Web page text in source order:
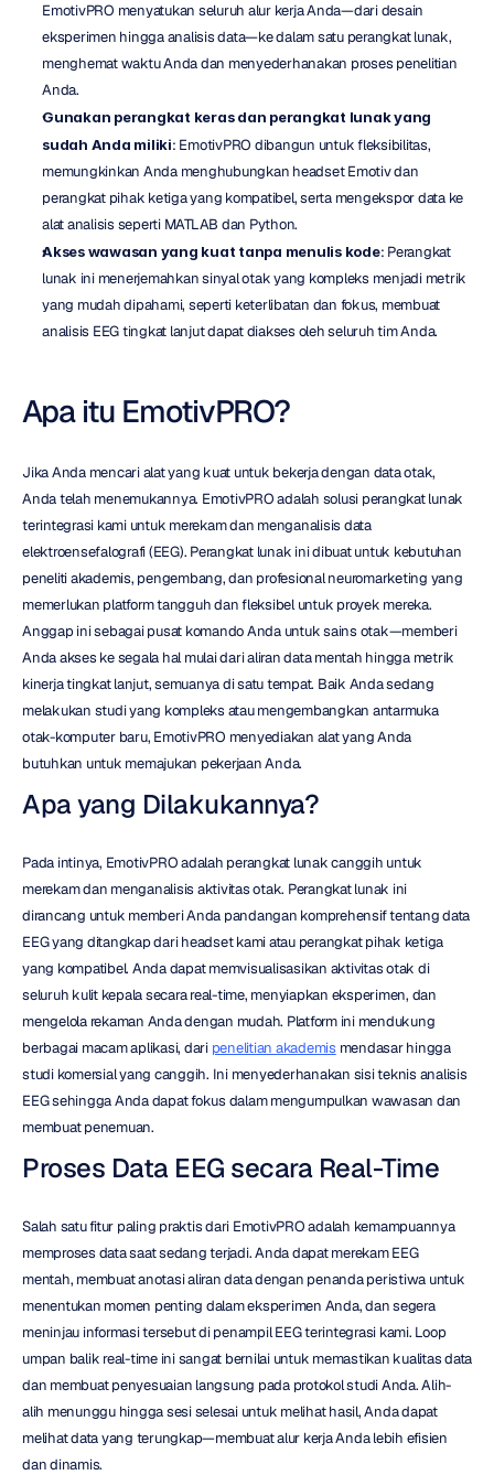
EmotivPRO menyatukan seluruh alur kerja Anda—dari desain
eksperimen hingga analisis data—ke dalam satu perangkat lunak,
menghemat waktu Anda dan menyederhanakan proses penelitian
Anda.
Gunakan perangkat keras dan perangkat lunak yang
sudah Anda miliki: EmotivPRO dibangun untuk fleksibilitas,
memungkinkan Anda menghubungkan headset Emotiv dan
perangkat pihak ketiga yang kompatibel, serta mengekspor data ke
alat analisis seperti MATLAB dan Python.
Akses wawasan yang kuat tanpa menulis kode: Perangkat
lunak ini menerjemahkan sinyal otak yang kompleks menjadi metrik
yang mudah dipahami, seperti keterlibatan dan fokus, membuat
analisis EEG tingkat lanjut dapat diakses oleh seluruh tim Anda.
Apa itu EmotivPRO?
Jika Anda mencari alat yang kuat untuk bekerja dengan data otak,
Anda telah menemukannya. EmotivPRO adalah solusi perangkat lunak
terintegrasi kami untuk merekam dan menganalisis data
elektroensefalografi (EEG). Perangkat lunak ini dibuat untuk kebutuhan
peneliti akademis, pengembang, dan profesional neuromarketing yang
memerlukan platform tangguh dan fleksibel untuk proyek mereka.
Anggap ini sebagai pusat komando Anda untuk sains otak—memberi
Anda akses ke segala hal mulai dari aliran data mentah hingga metrik
kinerja tingkat lanjut, semuanya di satu tempat. Baik Anda sedang
melakukan studi yang kompleks atau mengembangkan antarmuka
otak-komputer baru, EmotivPRO menyediakan alat yang Anda
butuhkan untuk memajukan pekerjaan Anda.
Apa yang Dilakukannya?
Pada intinya, EmotivPRO adalah perangkat lunak canggih untuk
merekam dan menganalisis aktivitas otak. Perangkat lunak ini
dirancang untuk memberi Anda pandangan komprehensif tentang data
EEG yang ditangkap dari headset kami atau perangkat pihak ketiga
yang kompatibel. Anda dapat memvisualisasikan aktivitas otak di
seluruh kulit kepala secara real-time, menyiapkan eksperimen, dan
mengelola rekaman Anda dengan mudah. Platform ini mendukung
berbagai macam aplikasi, dari penelitian akademis mendasar hingga
studi komersial yang canggih. Ini menyederhanakan sisi teknis analisis
EEG sehingga Anda dapat fokus dalam mengumpulkan wawasan dan
membuat penemuan.
Proses Data EEG secara Real-Time
Salah satu fitur paling praktis dari EmotivPRO adalah kemampuannya
memproses data saat sedang terjadi. Anda dapat merekam EEG
mentah, membuat anotasi aliran data dengan penanda peristiwa untuk
menentukan momen penting dalam eksperimen Anda, dan segera
meninjau informasi tersebut di penampil EEG terintegrasi kami. Loop
umpan balik real-time ini sangat bernilai untuk memastikan kualitas data
dan membuat penyesuaian langsung pada protokol studi Anda. Alih-
alih menunggu hingga sesi selesai untuk melihat hasil, Anda dapat
melihat data yang terungkap—membuat alur kerja Anda lebih efisien
dan dinamis.